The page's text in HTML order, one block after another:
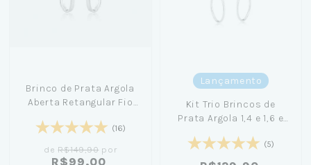
Brinco de Prata Argola
Aberta Retangular Fio
Laço Azul
(16)
deR$149,90 por
R$99,00
Lançamento
Kit Trio Brincos de
Prata Argola 1,4 e 1,6 e
(5)